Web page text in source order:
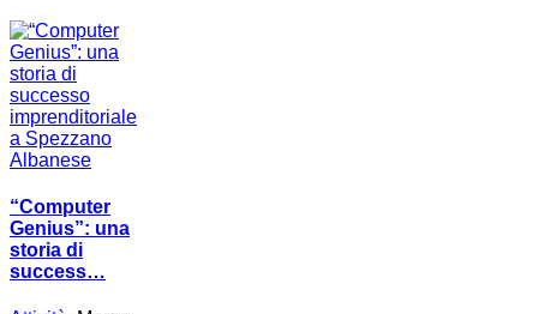
“Computer
Genius”: una
storia di
success…